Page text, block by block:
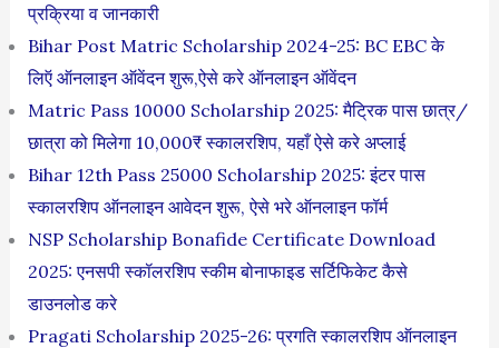
प्रक्रिया व जानकारी
Bihar Post Matric Scholarship 2024-25: BC EBC के
लिऍ ऑनलाइन ऑवेंदन शुरू,ऐसे करे ऑनलाइन ऑवेंदन
Matric Pass 10000 Scholarship 2025: मैट्रिक पास छात्र/
छात्रा को मिलेगा 10,000₹ स्कालरशिप, यहाँ ऐसे करे अप्लाई
Bihar 12th Pass 25000 Scholarship 2025: इंटर पास
स्कालरशिप ऑनलाइन आवेदन शुरू, ऐसे भरे ऑनलाइन फॉर्म
NSP Scholarship Bonafide Certificate Download
2025: एनसपी स्कॉलरशिप स्कीम बोनाफाइड सर्टिफिकेट कैसे
डाउनलोड करे
Pragati Scholarship 2025-26: प्रगति स्कालरशिप ऑनलाइन